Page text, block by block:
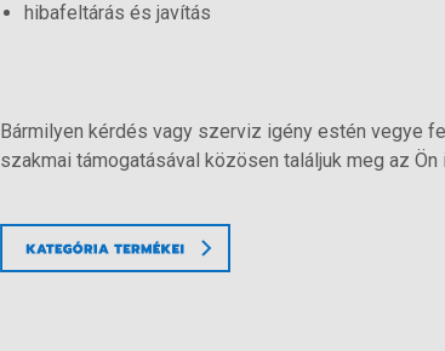
hibafeltárás és javítás
Bármilyen kérdés vagy szerviz igény estén vegye
szakmai támogatásával közösen találjuk meg az